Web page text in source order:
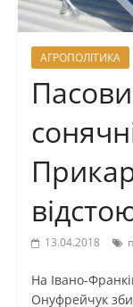
АГРОПОЛІТИКА
13.04.2018
На Івано-
Онуфрейчук